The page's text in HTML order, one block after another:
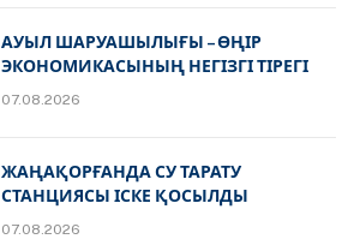
АУЫЛ ШАРУАШЫЛЫҒЫ – ӨҢІР
ЭКОНОМИКАСЫНЫҢ НЕГІЗГІ ТІРЕГІ
07.08.2026
ЖАҢАҚОРҒАНДА СУ ТАРАТУ
СТАНЦИЯСЫ ІСКЕ ҚОСЫЛДЫ
07.08.2026